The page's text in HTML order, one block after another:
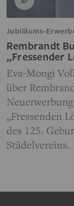
Jubiläums-
Rembrandt
„Fressender
Eva-Mongi
über
„Fressenden
des 125.
Städelvereins.